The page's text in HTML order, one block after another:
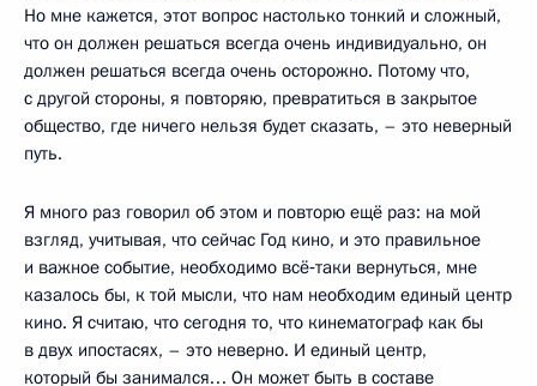
Но мне кажется, этот вопрос настолько тонкий и сложный,
что он должен решаться всегда очень индивидуально, он
должен решаться всегда очень осторожно. Потому что,
с другой стороны, я повторяю, превратиться в закрытое
общество, где ничего нельзя будет сказать, – это неверный
путь.
Я много раз говорил об этом и повторю ещё раз: на мой
взгляд, учитывая, что сейчас Год кино, и это правильное
и важное событие, необходимо всё‑таки вернуться, мне
казалось бы, к той мысли, что нам необходим единый центр
кино. Я считаю, что сегодня то, что кинематограф как бы
в двух ипостасях, – это неверно. И единый центр,
который бы занимался… Он может быть в составе